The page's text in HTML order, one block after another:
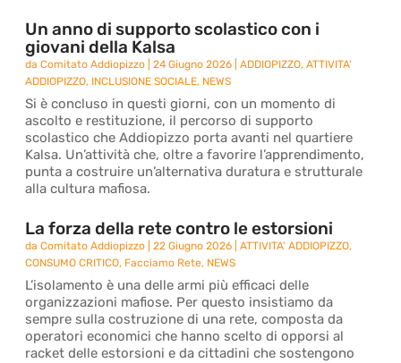
Un anno di supporto scolastico con i
giovani della Kalsa
daComitato Addiopizzo |24 Giugno 2026 |ADDIOPIZZO,ATTIVITA'
ADDIOPIZZO, INCLUSIONE SOCIALE, NEWS
Si è concluso in questi giorni, con un momento di
ascolto e restituzione, il percorso di supporto
scolastico che Addiopizzo porta avanti nel quartiere
Kalsa. Un’attività che, oltre a favorire l’apprendimento,
punta a costruire un’alternativa duratura e strutturale
alla cultura mafiosa.
La forza della rete contro le estorsioni
daComitato Addiopizzo |22 Giugno 2026 |ATTIVITA' ADDIOPIZZO,
CONSUMO CRITICO, Facciamo Rete, NEWS
L’isolamento è una delle armi più efficaci delle
organizzazioni mafiose. Per questo insistiamo da
sempre sulla costruzione di una rete, composta da
operatori economici che hanno scelto di opporsi al
racket delle estorsioni e da cittadini che sostengono